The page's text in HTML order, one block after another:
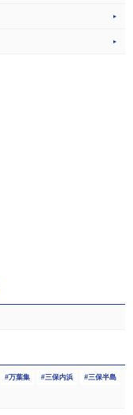
万葉集 三保内浜 三保半島